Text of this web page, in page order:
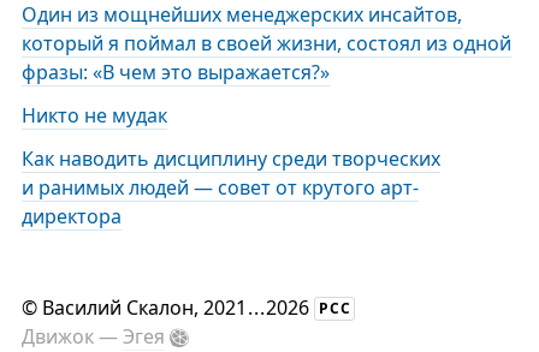
Один из мощнейших менеджерских инсайтов,
который я поймал в своей жизни, состоял из одной
фразы: «В чем это выражается?»
Никто не мудак
Как наводить дисциплину среди творческих
и ранимых людей — совет от крутого арт-
директора
© Василий Скалон, 2021 ...2026 РСС
Движок —Эгея